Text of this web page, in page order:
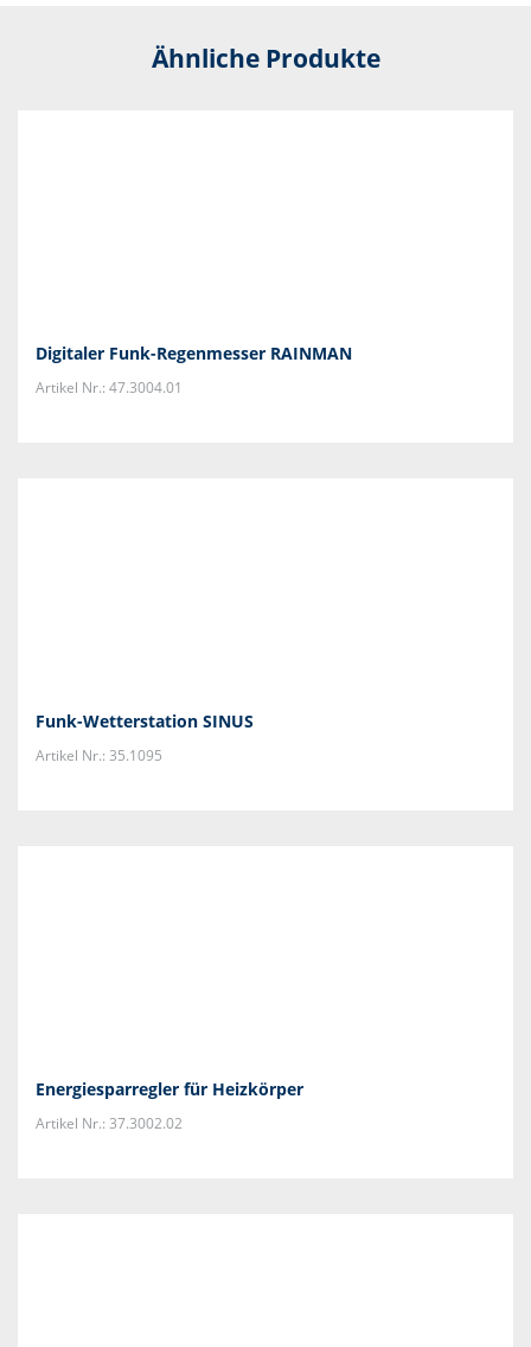
Ähnliche Produkte
Digitaler Funk-Regenmesser RAINMAN
Artikel Nr.: 47.3004.01
Funk-Wetterstation SINUS
Artikel Nr.: 35.1095
Energiesparregler für Heizkörper
Artikel Nr.: 37.3002.02